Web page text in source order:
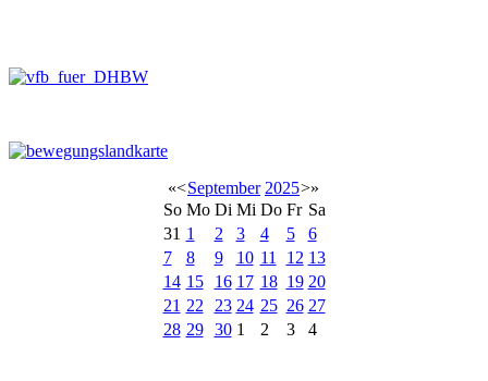
«<September 2025>»
So Mo Di Mi Do Fr Sa
31 1 2 3 4 5
6
7
8 9 10 11 12 13
14 15 16 17 18 19 20
21 22 23 24 25 26 27
28 29 30 1 2 3 4